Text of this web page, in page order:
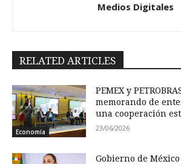
Medios Digitales
RELATED ARTICLES
Economía
PEMEX y
memorando de
una cooperación
23/06/2026
Gobierno de